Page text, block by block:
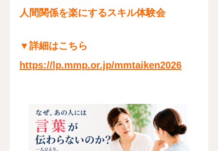
人間関係を楽にするスキル体験会
▼詳細はこちら
https://lp.mmp.or.jp/mmtaiken2026